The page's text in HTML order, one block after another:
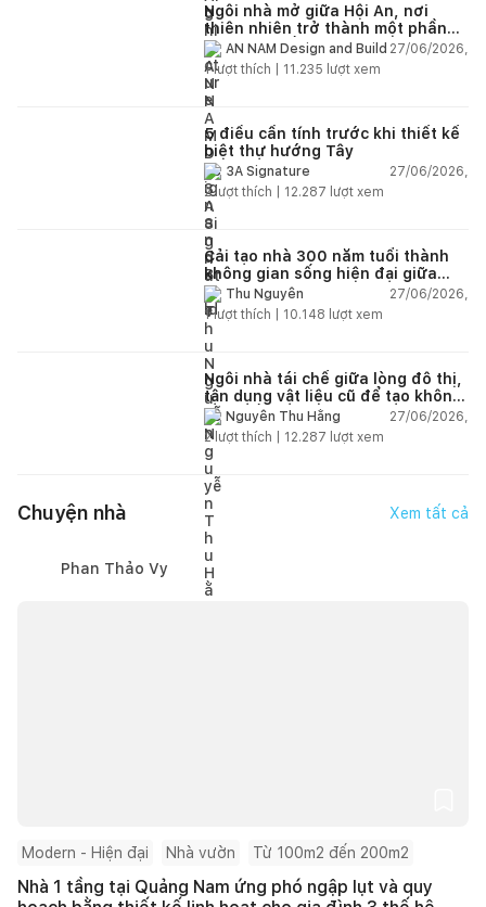
Ngôi nhà mở giữa Hội An, nơi
thiên nhiên trở thành một phần
của cuộc sống
AN NAM Design and Build 27/06/2026,
1lượt thích | 11.235 lượt xem
5 điều cần tính trước khi thiết kế
biệt thự hướng Tây
3A Signature
27/06/2026,
2lượt thích | 12.287 lượt xem
Cải tạo nhà 300 năm tuổi thành
không gian sống hiện đại giữa
thiên nhiên
Thu Nguyễn
27/06/2026,
1lượt thích | 10.148 lượt xem
Ngôi nhà tái chế giữa lòng đô thị,
tận dụng vật liệu cũ để tạo không
gian sống linh hoạt
Nguyễn Thu Hằng
27/06/2026,
2lượt thích | 12.287 lượt xem
Chuyện nhà Xem tất cả
Phan Thảo Vy
Modern - Hiện đại Nhà vườn Từ 100m2 đến 200m2
Nhà 1 tầng tại Quảng Nam ứng phó ngập lụt và quy